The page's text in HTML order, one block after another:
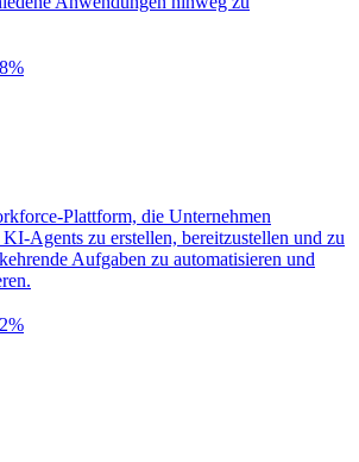
Plattform, die Unternehmen
Agents zu erstellen, bereitzustellen und zu
Aufgaben zu automatisieren und